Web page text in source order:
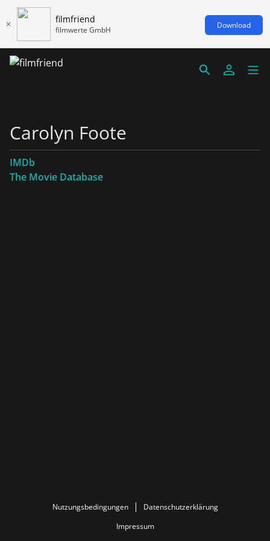
filmfriend
filmwerte GmbH Download
Carolyn Foote
IMDb
The Movie Database
Nutzungsbedingungen
Datenschutzerklärung
Impressum